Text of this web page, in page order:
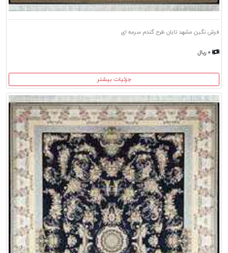
فرش نگین مشهد تابان طرح گندم سرمه ای
جزئیات بیشتر